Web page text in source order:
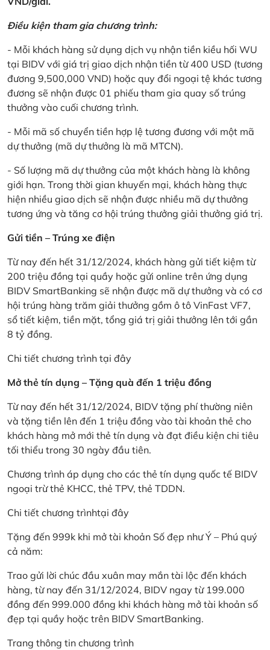
Điều kiện tham gia chương trình:
- Mỗi khách hàng sử dụng dịch vụ nhận tiền kiều hối WU
tại BIDV với giá trị giao dịch nhận tiền từ 400 USD (tương
đương 9,500,000 VND) hoặc quy đổi ngoại tệ khác tương
đương sẽ nhận được 01 phiếu tham gia quay số trúng
thưởng vào cuối chương trình.
- Mỗi mã số chuyển tiền hợp lệ tương đương với một mã
dự thưởng (mã dự thưởng là mã MTCN).
- Số lượng mã dự thưởng của một khách hàng là không
giới hạn. Trong thời gian khuyến mại, khách hàng thực
hiện nhiều giao dịch sẽ nhận được nhiều mã dự thưởng
tương ứng và tăng cơ hội trúng thưởng giải thưởng giá trị.
Gửi tiền – Trúng xe điện
Từ nay đến hết 31/12/2024, khách hàng gửi tiết kiệm từ
200 triệu đồng tại quầy hoặc gửi online trên ứng dụng
BIDV SmartBanking sẽ nhận được mã dự thưởng và có cơ
hội trúng hàng trăm giải thưởng gồm ô tô VinFast VF7,
sổ tiết kiệm, tiền mặt, tổng giá trị giải thưởng lên tới gần
8 tỷ đồng.
Chi tiết chương trình tại đây
Mở thẻ tín dụng – Tặng quà đến 1 triệu đồng
Từ nay đến hết 31/12/2024, BIDV tặng phí thường niên
và tặng tiền lên đến 1 triệu đồng vào tài khoản thẻ cho
khách hàng mở mới thẻ tín dụng và đạt điều kiện chi tiêu
tối thiểu trong 30 ngày đầu tiên.
Chương trình áp dụng cho các thẻ tín dụng quốc tế BIDV
ngoại trừ thẻ KHCC, thẻ TPV, thẻ TDDN.
Chi tiết chương trìnhtại đây
Tặng đến 999k khi mở tài khoản Số đẹp như Ý – Phú quý
cả năm:
Trao gửi lời chúc đầu xuân may mắn tài lộc đến khách
hàng, từ nay đến 31/12/2024, BIDV ngay từ 199.000
đồng đến 999.000 đồng khi khách hàng mở tài khoản số
đẹp tại quầy hoặc trên BIDV SmartBanking.
Trang thông tin chương trình